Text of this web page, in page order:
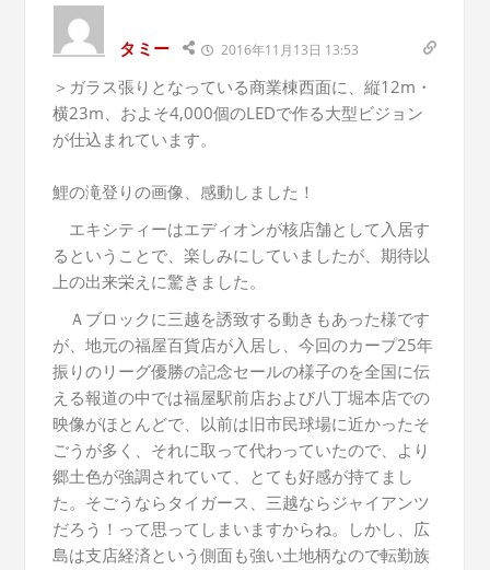
タミー 2016年11月13日 13:53
＞ガラス張りとなっている商業棟西面に、縦12m・
横23m、およそ4,000個のLEDで作る大型ビジョン
が仕込まれています。
鯉の滝登りの画像、感動しました！
エキシティーはエディオンが核店舗として入居す
るということで、楽しみにしていましたが、期待以
上の出来栄えに驚きました。
Ａブロックに三越を誘致する動きもあった様です
が、地元の福屋百貨店が入居し、今回のカープ25年
振りのリーグ優勝の記念セールの様子のを全国に伝
える報道の中では福屋駅前店および八丁堀本店での
映像がほとんどで、以前は旧市民球場に近かったそ
ごうが多く、それに取って代わっていたので、より
郷土色が強調されていて、とても好感が持てまし
た。そごうならタイガース、三越ならジャイアンツ
だろう！って思ってしまいますからね。しかし、広
島は支店経済という側面も強い土地柄なので転勤族